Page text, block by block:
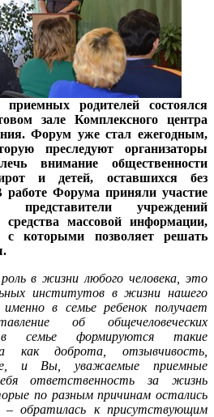
родителей состоялся
зале Комплексного центра
Форум уже стал ежегодным,
преследуют организаторы
внимание общественности
и детей, оставшихся без
работе Форума приняли участие
представители учреждений
массовой информации,
с которыми позволяет решать
в жизни любого человека, это
институтов в жизни нашего
в семье ребенок получает
об общечеловеческих
семье формируются такие
как доброта, отзывчивость,
и Вы, уважаемые приемные
ответственность за жизнь
по разным причинам остались
– обратилась к присутствующим